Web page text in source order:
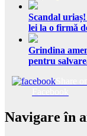
Scandal
lei la o firmă
Grindina
pentru
Navigare în